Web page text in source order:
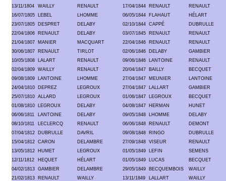
13/11/1804
WAILLY RENAULT 17/04/1844 RENAULT
RENAULT
16/07/1805
LEBEL LHOMME 06/05/1844 FLAHAUT
HÉLART
23/07/1805
DESPRET DELABY 02/10/1844 CAPPÉ
DUBRULLE
22/04/1806
RENAULT DELABY 03/07/1845 RENAULT
RENAULT
21/04/1807
MANIER MACQUART 22/04/1846 RENAULT
RENAULT
30/06/1807
RENAULT TIRLOT 02/06/1846 DELABY
GAMBIER
10/05/1808
LALART RENAULT 09/06/1846 LANTOINE
RENAULT
02/04/1809 WAILLY RENAULT 20/04/1847 BAILLY
BECQUET
09/08/1809
LANTOINE LHOMME 27/04/1847 MEUNIER
LANTOINE
24/04/1810
DEPREZ LEGROUX 27/04/1847 LALLART
GAMBIER
25/07/1810 ALLARD LEGROUX 01/06/1847 LEGROUX
BECQUET
01/08/1810
LEGROUX DELABY 04/08/1847 HERMAN
HUNET
06/06/1811
LANTOINE DELABY 09/05/1848 LHOMME
DELABY
08/10/1811
LECLERCQ RENAULT 06/06/1848 RENAULT
DEMONT
07/04/1812
DUBRULLE DAVRIL 09/08/1848 RINGO
DUBRULLE
15/04/1812 CARON DELAMBRE 27/09/1848 VISEUR
RENAULT
13/05/1812
HUMET LEGROUX 01/05/1849 LEFIN
SEMENS
12/11/1812
HEQUET HÉLART 01/05/1849 LUCAS
BECQUET
04/02/1813 GAMBIER DELAMBRE 29/05/1849 BECQUEMBOIS
WAILLY
21/02/1813
RENAULT WAILLY 13/11/1849 LALLART
WAILLY